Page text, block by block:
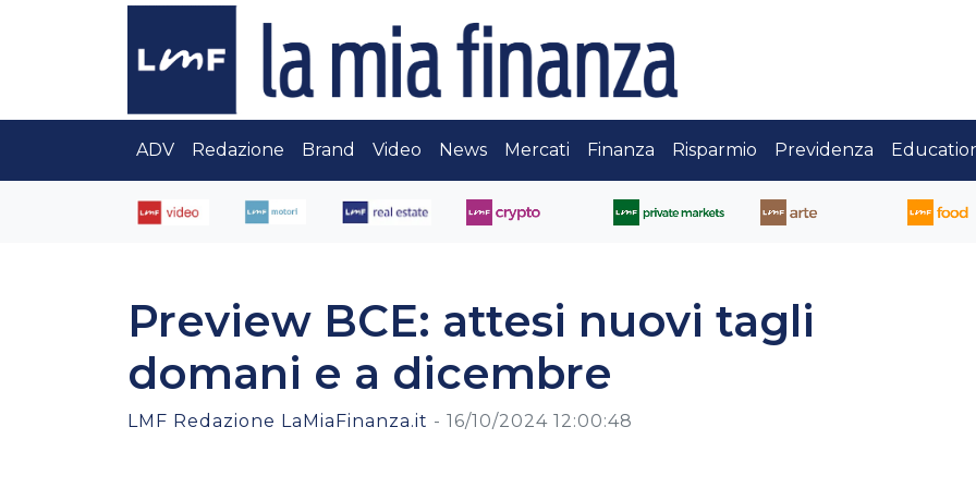
ADV Redazione Brand Video News Mercati Finanza Risparmio Previdenza
Preview BCE: attesi nuovi tagli
domani e a dicembre
LMF Redazione LaMiaFinanza.it - 16/10/2024 12:00:48